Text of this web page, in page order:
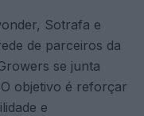
Sotrafa e
de parceiros da
se junta
objetivo é reforçar
e